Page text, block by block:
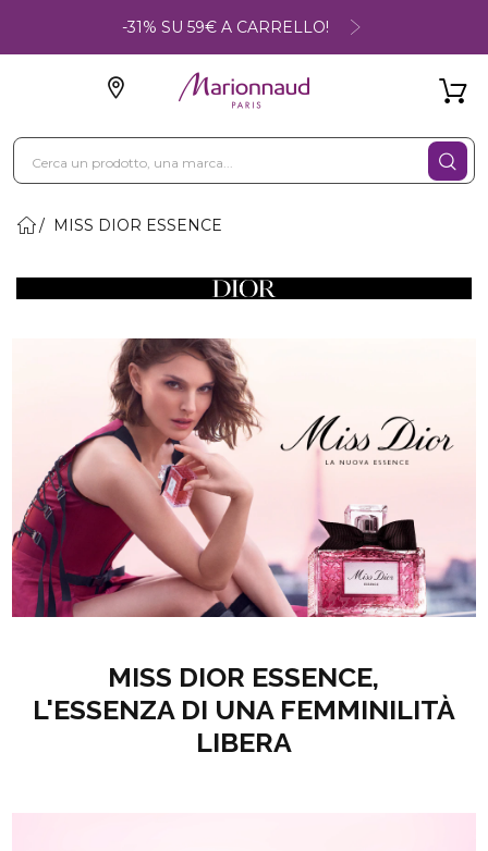
-31% SU 59€ A CARRELLO!
MISS DIOR ESSENCE
MISS DIOR ESSENCE,
L'ESSENZA DI UNA FEMMINILITÀ
LIBERA